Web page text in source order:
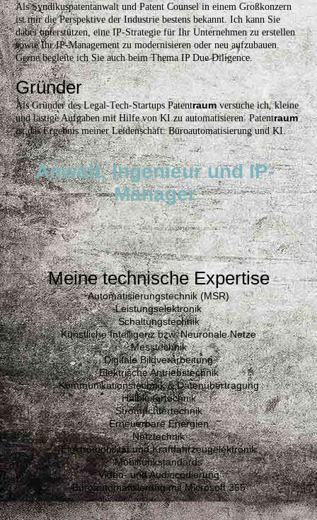
Als Syndikuspatentanwalt und Patent Counsel in einem Großkonzern
ist mir die Perspektive der Industrie bestens bekannt. Ich kann Sie
dabei unterstützen, eine IP-Strategie für Ihr Unternehmen zu erstellen
sowie Ihr IP-Management zu modernisieren oder neu aufzubauen.
Gerne begleite ich Sie auch beim Thema IP Due Diligence.
Gründer
Als Gründer des Legal-Tech-Startups Patentraumversuche ich, kleine
und lästige Aufgaben mit Hilfe von KI zu automatisieren. Patentraum
ist das Ergebnis meiner Leidenschaft: Büroautomatisierung und KI.
Anwalt, Ingenieur und IP-
Manager
Meine technische Expertise
Automatisierungstechnik (MSR)
Leistungselektronik
Schaltungstechnik
Künstliche Intelligenz bzw. Neuronale Netze
Messtechnik
Digitale Bildverarbeitung
Elektrische Antriebstechnik
Kommunikationstechnik & Datenübertragung
Halbleitertechnik
Stromrichtertechnik
Erneuerbare Energien
Netztechnik
Elektromobilität und Kraftfahrzeugelektronik
Mobilfunkstandards
Video- und Audiocodierung
Büroautomatisierung mit Microsoft 365